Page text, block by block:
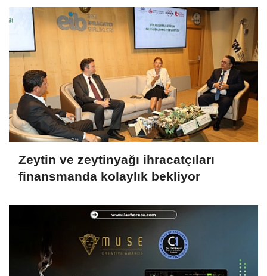
Zeytin ve zeytinyağı ihracatçıları
finansmanda kolaylık bekliyor